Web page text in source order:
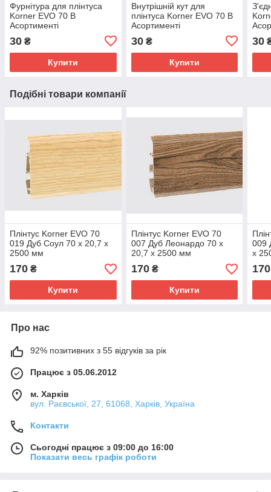
Фурнітура для плінтуса
Korner EVO 70 В
Асортименті
30 ₴
Купити
Внутрішній кут для
плінтуса Korner EVO 70 В
Асортименті
30₴
Купити
30
Подібні товари компанії
Плінтус Korner EVO 70
019 Дуб Соул 70 х 20,7 х
2500 мм
170 ₴
Купити
Плінтус Korner EVO 70
007 Дуб Леонардо 70 х
20,7 х 2500 мм
170₴
Купити
009
х
170
Про нас
92% позитивних з 55 відгуків за рік
Працює з 05.06.2012
м. Харків
вул. Раєвської, 27, 61068, Харків, Україна
Контакти
Сьогодні працює з 09:00 до 16:00
Показати весь графік роботи